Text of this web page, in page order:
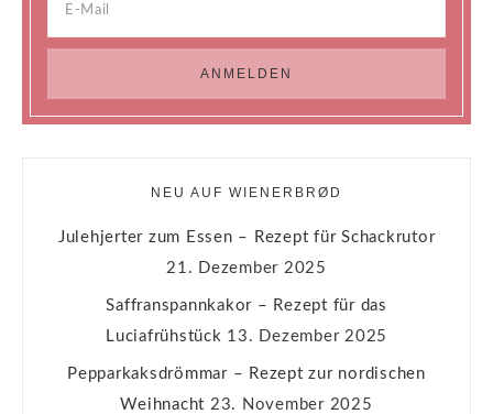
NEU AUF WIENERBRØD
Julehjerter zum Essen – Rezept für Schackrutor
21. Dezember 2025
Saffranspannkakor – Rezept für das
Luciafrühstück 13. Dezember 2025
Pepparkaksdrömmar – Rezept zur nordischen
Weihnacht 23. November 2025